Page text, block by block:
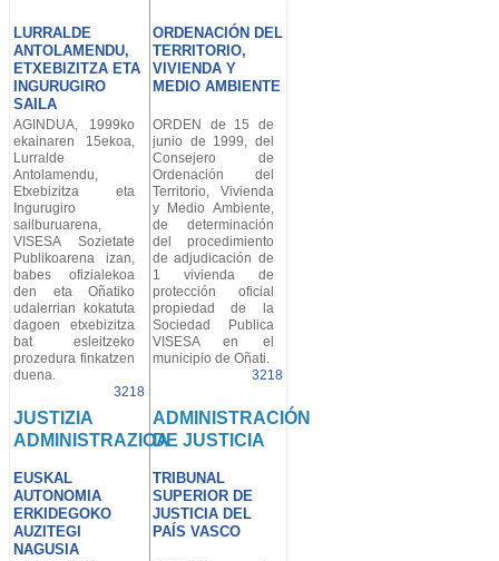
LURRALDE
ANTOLAMENDU,
ETXEBIZITZA ETA
INGURUGIRO
SAILA
ORDENACIÓN DEL
TERRITORIO,
VIVIENDA Y
MEDIO AMBIENTE
AGINDUA, 1999ko
ekainaren 15ekoa,
Lurralde
Antolamendu,
Etxebizitza eta
Ingurugiro
sailburuarena,
VISESA Sozietate
Publikoarena izan,
babes ofizialekoa
den eta Oñatiko
udalerrian kokatuta
dagoen etxebizitza
bat esleitzeko
prozedura finkatzen
duena.
3218
ORDEN de 15 de
junio de 1999, del
Consejero de
Ordenación del
Territorio, Vivienda
y Medio Ambiente,
de determinación
del procedimiento
de adjudicación de
1 vivienda de
protección oficial
propiedad de la
Sociedad Publica
VISESA en el
municipio de Oñati.
3218
JUSTIZIA
ADMINISTRAZIOA
EUSKAL
AUTONOMIA
ERKIDEGOKO
AUZITEGI
NAGUSIA
ADMINISTRACIÓN
DE JUSTICIA
TRIBUNAL
SUPERIOR DE
JUSTICIA DEL
PAÍS VASCO